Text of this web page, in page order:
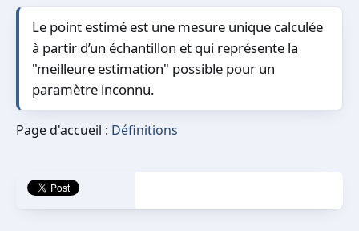
Le point estimé est une mesure unique calculée
à partir d’un échantillon et qui représente la
"meilleure estimation" possible pour un
paramètre inconnu.
Page d'accueil : Définitions